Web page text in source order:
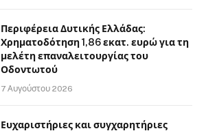
Περιφέρεια Δυτικής Ελλάδας:
Χρηματοδότηση 1,86 εκατ. ευρώ για τη
μελέτη επαναλειτουργίας του
Οδοντωτού
7 Αυγούστου 2026
Ευχαριστήριες και συγχαρητήριες